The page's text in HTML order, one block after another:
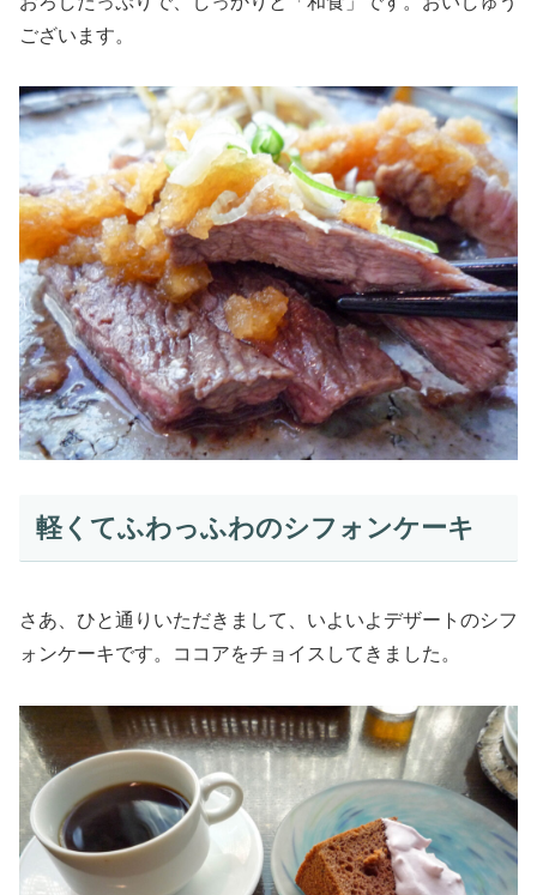
ございます。
軽くてふわっふわのシフォンケーキ
さあ、ひと通りいただきまして、いよいよデザートのシフ
ォンケーキです。ココアをチョイスしてきました。